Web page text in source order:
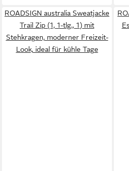
ROADSIGN australia Sweatjacke
Trail Zip (1, 1-tlg., 1) mit
Stehkragen, moderner Freizeit-
Look, ideal für kühle Tage